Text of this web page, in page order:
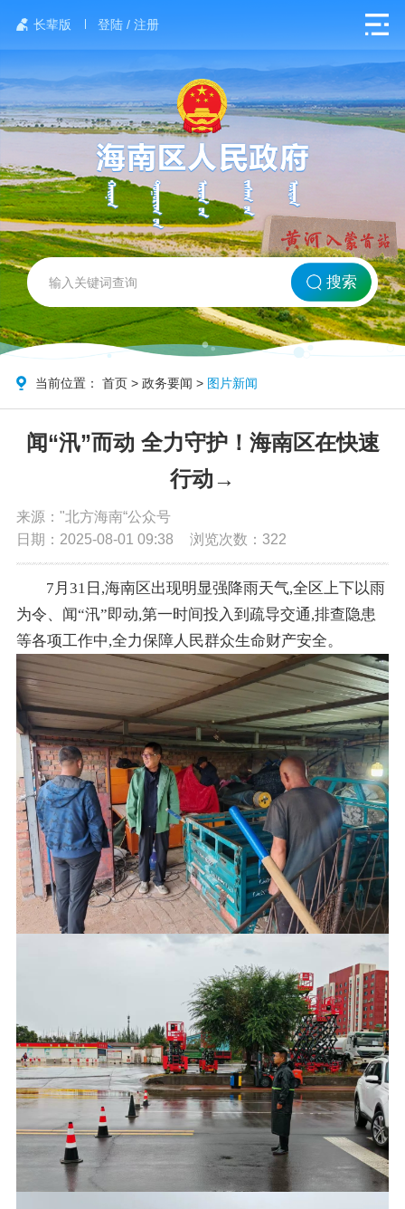
长辈版 登陆 / 注册
网站首页
北方海南
政务要闻
党务公开
政务服务
互动交流
数据发布
搜索
当前位置：首页 >政务要闻 > 图片新闻
闻“汛”而动 全力守护！海南区在快速
行动→
来源："北方海南“公众号
日期：2025-08-01 09:38
浏览次数： 322
7月31日,海南区出现明显强降雨天气,全区上下以雨
为令、闻“汛”即动,第一时间投入到疏导交通,排查隐患
等各项工作中,全力保障人民群众生命财产安全。